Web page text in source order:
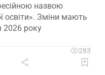
назвою
освіти». Зміни мають
2026 року
283